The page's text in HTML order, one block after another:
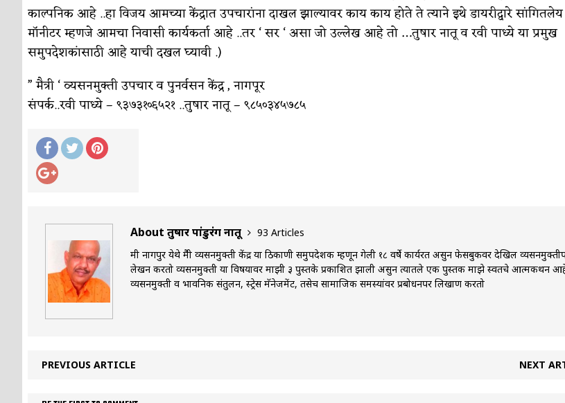
काल्पनिक आहे ..हा विजय आमच्या केंद्रात उपचारांना दाखल झाल्यावर काय काय होते ते त्याने इथे डायरीद्वारे
माॅनीटर म्हणजे आमचा निवासी कार्यकर्ता आहे ..तर ‘ सर ‘ असा जो उल्लेख आहे तो …तुषार नातू व रवी पाध्ये या प्रमुख
समुपदेशकांसाठी आहे याची दखल घ्यावी .)
” मैत्री ‘ व्यसनमुक्ती उपचार व पुनर्वसन केंद्र , नागपूर
संपर्क..रवी पाध्ये – ९३७३१०६५२१ ..तुषार नातू – ९८५०३४५७८५
About तुषार पांडुरंग नातू
93 Articles
मी नागपुर येथे मैत्री व्यसनमुक्ती केंद्र या ठिकाणी समुपदेशक म्हणून गेली १८ वर्षे कार्यरत असुन फेसबुकवर देखिल
लेखन करतो व्यसनमुक्ती या विषयावर माझी ३ पुस्तके प्रकाशित झाली असुन त्यातले एक पुस्तक माझे स्वतचे आत्मकथन
व्यसनमुक्ती व भावनिक संतुलन, स्ट्रेस मॅनेजमेंट, तसेच सामाजिक समस्यांवर प्रबोधनपर लिखाण करतो
PREVIOUS ARTICLE NEXT